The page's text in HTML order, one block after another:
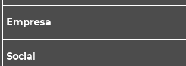
Empresa
Social